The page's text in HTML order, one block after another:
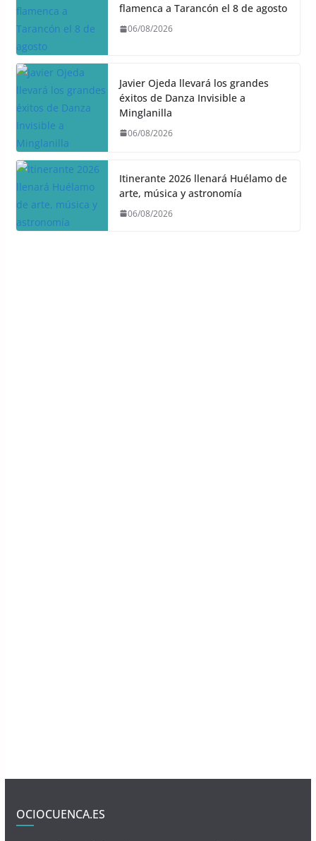
flamenca a Tarancón el 8 de agosto
06/08/2026
Javier Ojeda llevará los grandes
éxitos de Danza Invisible a
Minglanilla
06/08/2026
Itinerante 2026 llenará Huélamo de
arte, música y astronomía
06/08/2026
OCIOCUENCA.ES